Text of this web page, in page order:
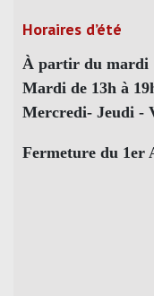
Horaires d’été
À partir du mardi
Mardi de 13h à
Mercredi- Jeudi -
Fermeture du 1er